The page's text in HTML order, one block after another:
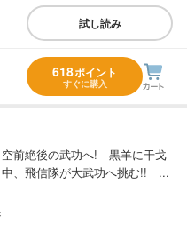
試し読み
618ポイント
すぐに購入
空前絶後の武功へ! 黒羊に干戈
中、飛信隊が大武功へ挑む!! ...